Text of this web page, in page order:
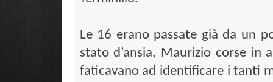
Le 16 erano passate già da un
stato d’ansia, Maurizio corse
faticavano ad identificare i tanti